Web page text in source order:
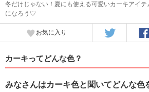
冬だけじゃない！夏にも使える可愛いカーキアイ
になろう♡
お気に入り
カーキってどんな色？
みなさんはカーキ色と聞いてどんな色